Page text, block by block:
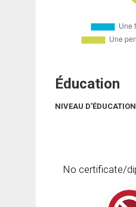
Éducation
NIVEAU D'ÉDUCATION
No certificate/